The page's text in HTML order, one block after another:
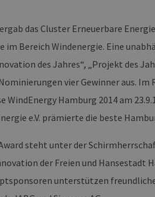
das Cluster Erneuerbare
im Bereich Windenergie. Eine
des Jahres“, „Projekt des
vier Gewinner aus. Im
Hamburg 2014 am
e.V. prämierte die beste
steht unter der
der Freien und Hansestadt
unterstützen